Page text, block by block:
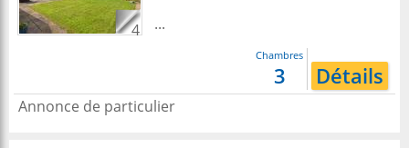
4
...
Chambres
3 Détails
Annonce de particulier